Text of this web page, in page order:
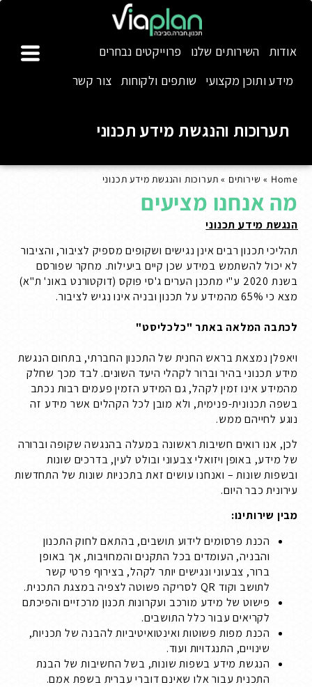
אודות השירותים שלנו
פרוייקטים נבחרים
מידע ותוכן מקצועי
שותפים ולקוחות צור קשר
תערוכות והנגשת מידע תכנוני
Home
» שירותים » תערוכות והנגשת מידע תכנוני
מה אנחנו מציעים
הנגשת מידע תכנוני
תהליכי תכנון רבים אינן נגישים ושקופים מספיק לציבור, והציבור
לא יכול להשתמש במידע שכן קיים ביעילות. מחקר שפורסם
בשנת 2020 ע"י מתכנן הערים ג'סי פוקס (דוקטורנט באונ' ת"א)
מצא כי 65% מהמידע על תכנון ובניה אינו נגיש לציבור.
לכתבה המלאה באתר "כלכליסט"
ויאפלן נמצאת בראש החנית של התכנון החברתי, בתחום הנגשת
מידע תכנוני בהיר וברור לקהלי היעד השונים. לבד מכך שחלק
מהמידע אינו זמין לקהל, גם המידע הזמין פעמים רבות נכתב
בשפה תכנונית-פנימית, ולא מובן לכל הקהלים אשר מידע זה
נוגע לחייהם ממש.
לכן, אנו רואים חשיבות ראשונה במעלה בהנגשה שקופה וברורה
של מידע, באופן ויזואלי צבעוני ובולט לעין, בדרכים שונות
ובשפות שונות – ואנחנו עושים זאת בתכניות שונות של התחדשות
עירונית כבר היום.
מבין שירותינו:
הכנת פרסומים לידוע תושבים, בהתאם לחוק התכנון
והבניה, העומדים בכל התקנים והמחויבות, אך באופן
ברור, צבעוני ונגישים יותר לקהל, בצירוף פרטי קשר
לתושב וקוד QR לסריקה פשוטה לצפיה במצגת התכנית.
פישוט של מידע מורכב ועקרונות תכנון מרכזיים והפיכתם
לקריאים עבור כלל התושבים.
הכנת מפות פשוטות ואינטואיטיביות להבנה של תכניות,
שינויים, התנגדויות ועוד.
הנגשת מידע בשפות שונות, בשל החשיבות של הבנת
התכנית עבור אלו שאינם דוברי עברית בשפת אמם.